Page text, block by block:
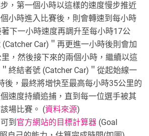
，第一個小時以這樣的速度慢步推近
小時進入比賽後，則會轉速到每小時
下一小時速度再調升至每小時17公
Car)＂再更進一小時後則會加
，然後接下來的兩個小時，繼續以這
終結者號 (Catcher Car)＂從起始線一
後，最終將增快至最高每小時35公里的
速度持續追捕，直到每一位選手被其
場比賽。 (資料來源)
到 官方網站的目標計算器 (Goal